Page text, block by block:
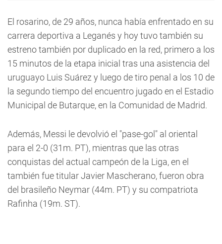
El rosarino, de 29 años, nunca había enfrentado en su
carrera deportiva a Leganés y hoy tuvo también su
estreno también por duplicado en la red, primero a los
15 minutos de la etapa inicial tras una asistencia del
uruguayo Luis Suárez y luego de tiro penal a los 10 de
la segundo tiempo del encuentro jugado en el Estadio
Municipal de Butarque, en la Comunidad de Madrid.
Además, Messi le devolvió el "pase-gol" al oriental
para el 2-0 (31m. PT), mientras que las otras
conquistas del actual campeón de la Liga, en el
también fue titular Javier Mascherano, fueron obra
del brasileño Neymar (44m. PT) y su compatriota
Rafinha (19m. ST).